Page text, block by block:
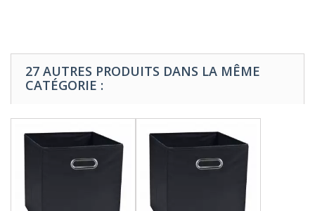
27 AUTRES PRODUITS DANS LA MÊME
CATÉGORIE :